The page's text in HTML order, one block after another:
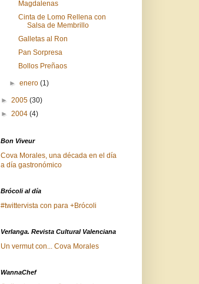
Magdalenas
Cinta de Lomo Rellena con
Salsa de Membrillo
Galletas al Ron
Pan Sorpresa
Bollos Preñaos
►enero(1)
► 2005 (30)
► 2004 (4)
Bon Viveur
Cova Morales, una década en el día
a día gastronómico
Brócoli al día
#twittervista con para +Brócoli
Verlanga. Revista Cultural Valenciana
Un vermut con... Cova Morales
WannaChef